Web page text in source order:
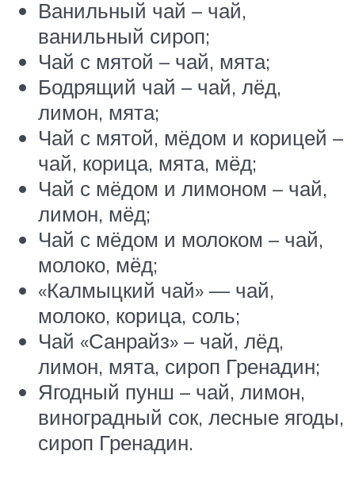
Ванильный чай – чай,
ванильный сироп;
Чай с мятой – чай, мята;
Бодрящий чай – чай, лёд,
лимон, мята;
Чай с мятой, мёдом и корицей –
чай, корица, мята, мёд;
Чай с мёдом и лимоном – чай,
лимон, мёд;
Чай с мёдом и молоком – чай,
молоко, мёд;
«Калмыцкий чай» — чай,
молоко, корица, соль;
Чай «Санрайз» – чай, лёд,
лимон, мята, сироп Гренадин;
Ягодный пунш – чай, лимон,
виноградный сок, лесные ягоды,
сироп Гренадин.